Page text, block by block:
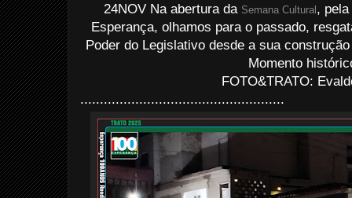
24NOV Na abertura da Semana Cultural,
Esperança, olhamos para o passado,
Poder do Legislativo desde a sua
Momento
FOTO&TRATO:
....................................................